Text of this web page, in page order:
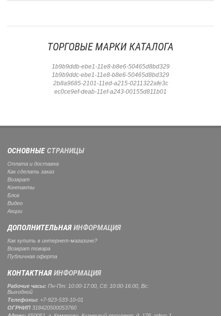
ТОРГОВЫЕ МАРКИ КАТАЛОГА
1b9b9ddb-ebe1-11e8-b8e6-50465d8bd329
1b9b9ddc-ebe1-11e8-b8e6-50465d8bd329
2b8a9685-2101-11ed-a215-0211322afe3c
ec0ce9ef-deab-11ef-a243-00155d811b01
ОСНОВНЫЕСТРАНИЦЫ
Оплата и доставка
Как сделать заказ
Возврат
Контакты
Блог
Видео
Акции
ДОПОЛНИТЕЛЬНАЯИНФОРМАЦИЯ
Как купить в интернет-магазине?
Возврат товара
Публичная оферта
КОНТАКТНАЯИНФОРМАЦИЯ
Рабочие часы: Пн-Пт: 10:00-17:00, Сб: 10:00-16:00, Вс:
Выходной
Телефоны: +7-923-533-10-01
ОГРНИП 318420500053760